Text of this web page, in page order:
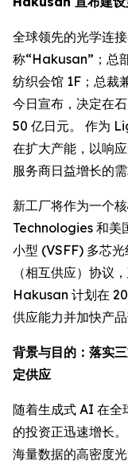
全球领先的光学连
称“Hakusan”；总
纺织会馆 1F；总
今日宣布，决定在
50 亿日元。 作为
在扩大产能，以响
服务商日益增长的
新工厂将作为一个
Technologies 和美
小型 (VSFF) 多芯
（相互供应）协议
Hakusan 计划在
供应能力并加快产品
背景与目的：落实
定供应
随着生成式 AI 在全
的投资正迅速增长
海量数据的高密度